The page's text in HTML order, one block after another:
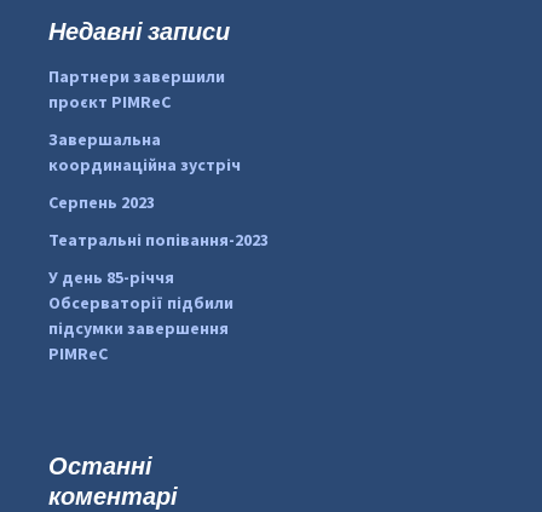
#PipIvanToday
pimrec_project
:Недавні записи
Партнери завершили
проєкт PIMReC
Завершальна
координаційна зустріч
Серпень 2023
Театральні попівання-2023
У день 85-річчя
Обсерваторії підбили
підсумки завершення
PIMReC
Останні
коментарі